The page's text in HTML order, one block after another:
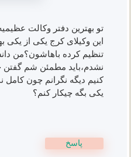
تو بهترین دفتر وکالت
این وکیلای کرج یکی از یکی
تنظیم کرده باهاشون؟من
نشدم،باید مطمئن شم گفتن
کنیم دیگه نگرانم چون
یکی بگه چیکار کنم؟
پاسخ